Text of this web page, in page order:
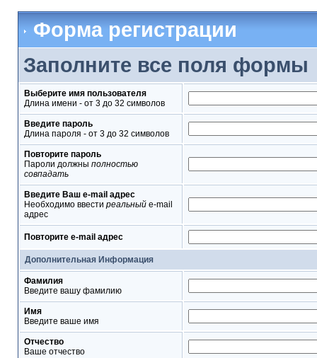
Форма регистрации
Заполните все поля формы
Выберите имя пользователя
Длина имени - от 3 до 32 символов
Введите пароль
Длина пароля - от 3 до 32 символов
Повторите пароль
Пароли должны полностью
совпадать
Введите Ваш e-mail адрес
Необходимо ввести реальныйe-mail
адрес
Повторите e-mail адрес
Дополнительная Информация
Фамилия
Введите вашу фамилию
Имя
Введите ваше имя
Отчество
Ваше отчество